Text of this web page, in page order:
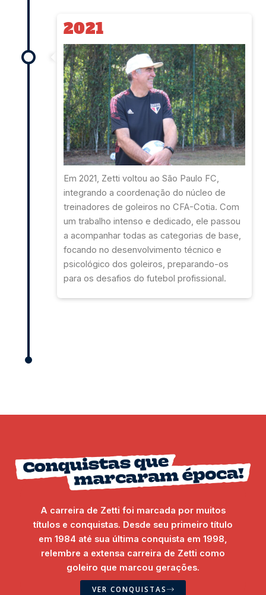
2021
Em 2021, Zetti voltou ao São Paulo FC,
integrando a coordenação do núcleo de
treinadores de goleiros no CFA-Cotia. Com
um trabalho intenso e dedicado, ele passou
a acompanhar todas as categorias de base,
focando no desenvolvimento técnico e
psicológico dos goleiros, preparando-os
para os desafios do futebol profissional.
A carreira de Zetti foi marcada por muitos
títulos e conquistas. Desde seu primeiro título
em 1984 até sua última conquista em 1998,
relembre a extensa carreira de Zetti como
goleiro que marcou gerações.
VER CONQUISTAS